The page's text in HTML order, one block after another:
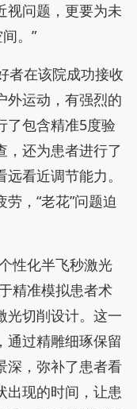
视问题，更要为未
。”
者在该院成功接收
外运动，有强烈的
了包含精准5度验
，还为患者进行了
看近调节能力。
，“老花”问题迫
性化半飞秒激光
精准模拟患者术
光切削设计。这一
通过精雕细琢保留
深，弥补了患者看
出现的时间，让患